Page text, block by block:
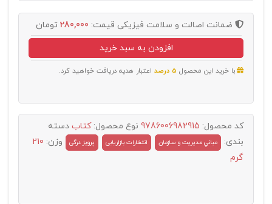
ضمانت اصالت و سلامت فیزیکی قیمت: 280,000 تومان
افزودن به سبد خرید
با خرید این محصول 5 درصد اعتبار هدیه دریافت خواهید کرد.
کد محصول: 9786006982915 نوع محصول:کتاب دسته
بندی:
مباني مديريت و سازمان انتشارات بازاریابی پرویز درگی وزن: 210
گرم